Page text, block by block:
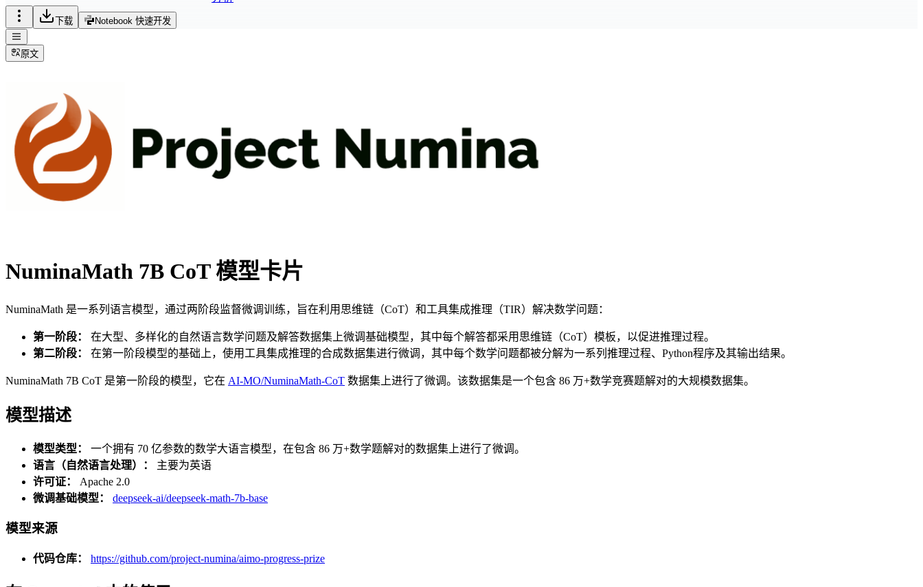
下载 Notebook 快速开发
原文
NuminaMath 7B CoT 模型卡片
NuminaMath 是一系列语言模型，通过两阶段监督微调训练，旨在利用思维链（CoT）和工具集成推理（TIR）解决数学问题：
第一阶段：
在大型、多样化的自然语言数学问题及解答数据集上微调基础模型，其中每个解答都采用思维链（CoT）模板，以促进推理过程。
第二阶段：
在第一阶段模型的基础上，使用工具集成推理的合成数据集进行微调，其中每个数学问题都被分解为一系列推理过程、Python程序及其输出结果。
NuminaMath 7B CoT 是第一阶段的模型，它在 AI-MO/NuminaMath-CoT 数据集上进行了微调。该数据集是一个包含 86 万+数学竞赛题解对的大规模数据集。
模型描述
模型类型：
一个拥有 70 亿参数的数学大语言模型，在包含 86 万+数学题解对的数据集上进行了微调。
语言（自然语言处理）：
主要为英语
许可证：
Apache 2.0
微调基础模型：
deepseek-ai/deepseek-math-7b-base
模型来源
代码仓库： https://github.com/project-numina/aimo-progress-prize